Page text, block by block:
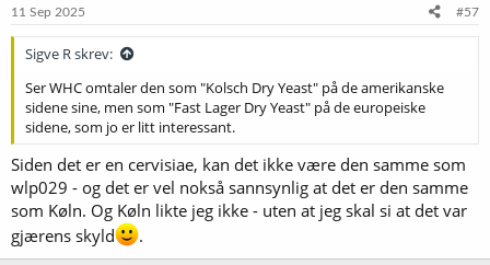
e
11 Sep 2025 #57
Sigve R skrev:
Ser WHC omtaler den som "Kolsch Dry Yeast" på de amerikanske
sidene sine, men som "Fast Lager Dry Yeast" på de europeiske
sidene, som jo er litt interessant.
Siden det er en cervisiae, kan det ikke være den samme som
wlp029 - og det er vel nokså sannsynlig at det er den samme
som Køln. Og Køln likte jeg ikke - uten at jeg skal si at det var
gjærens skyld
.